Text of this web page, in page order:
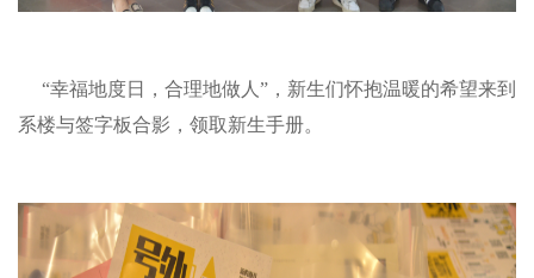
“幸福地度日，合理地做人”，新生们怀抱温暖的希望来到
系楼与签字板合影，领取新生手册。